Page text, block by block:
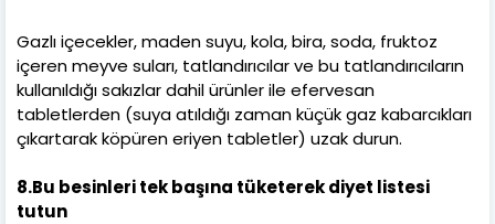
Gazlı içecekler, maden suyu, kola, bira, soda, fruktoz
içeren meyve suları, tatlandırıcılar ve bu tatlandırıcıların
kullanıldığı sakızlar dahil ürünler ile efervesan
tabletlerden (suya atıldığı zaman küçük gaz kabarcıkları
çıkartarak köpüren eriyen tabletler) uzak durun.
8.Bu besinleri tek başına tüketerek diyet listesi
tutun